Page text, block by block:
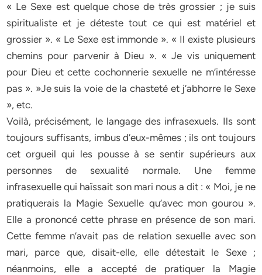
« Le Sexe est quelque chose de très grossier ; je suis
spiritualiste et je déteste tout ce qui est matériel et
grossier ». « Le Sexe est immonde ». « Il existe plusieurs
chemins pour parvenir à Dieu ». « Je vis uniquement
pour Dieu et cette cochonnerie sexuelle ne m’intéresse
pas ». »Je suis la voie de la chasteté et j’abhorre le Sexe
», etc.
Voilà, précisément, le langage des infrasexuels. Ils sont
toujours suffisants, imbus d’eux-mêmes ; ils ont toujours
cet orgueil qui les pousse à se sentir supérieurs aux
personnes de sexualité normale. Une femme
infrasexuelle qui haïssait son mari nous a dit : « Moi, je ne
pratiquerais la Magie Sexuelle qu’avec mon gourou ».
Elle a prononcé cette phrase en présence de son mari.
Cette femme n’avait pas de relation sexuelle avec son
mari, parce que, disait-elle, elle détestait le Sexe ;
néanmoins, elle a accepté de pratiquer la Magie